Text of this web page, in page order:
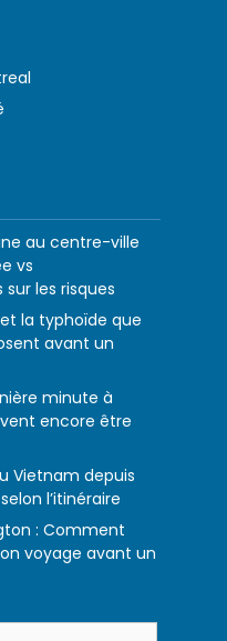
au centre-ville
vs
les risques
la typhoïde que
avant un
minute à
encore être
Vietnam depuis
l’itinéraire
: Comment
voyage avant un